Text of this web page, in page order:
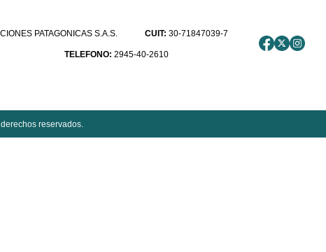
PATAGONICAS S.A.S. CUIT: 30-71847039-7
TELEFONO: 2945-40-2610
reservados.